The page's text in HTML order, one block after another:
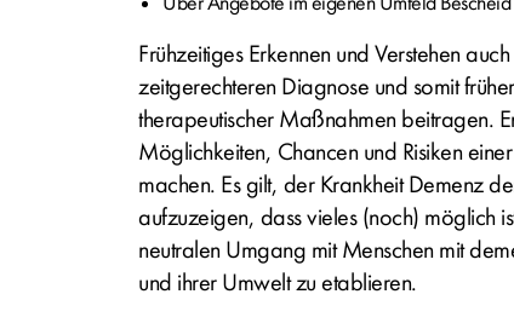
Frühzeitiges Erkennen und Verstehen
zeitgerechteren Diagnose und somit
therapeutischer Maßnahmen beitragen.
Möglichkeiten, Chancen und Risiken
machen. Es gilt, der Krankheit Demenz
aufzuzeigen, dass vieles (noch) möglich
neutralen Umgang mit Menschen mit
und ihrer Umwelt zu etablieren.